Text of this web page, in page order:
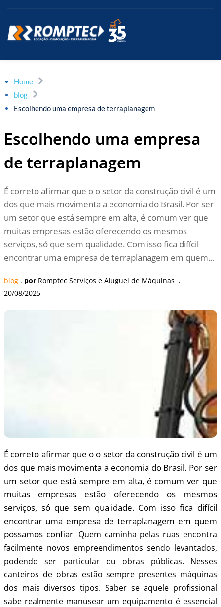
Home
blog
Escolhendo uma empresa de terraplanagem
Escolhendo uma empresa
de terraplanagem
É correto afirmar que o o setor da construção civil é um
dos que mais movimenta a economia do Brasil. Por ser
um setor que está sempre em alta, é comum ver que
muitas empresas estão oferecendo os mesmos
serviços, só que sem qualidade. Com isso fica difícil
encontrar uma empresa de terraplanagem em quem…
blog , por Romptec Serviços e Aluguel de Máquinas
20/08/2025
É correto afirmar que o o setor da construção civil é um
dos que mais movimenta a economia do Brasil. Por ser
um setor que está sempre em alta, é comum ver que
muitas empresas estão oferecendo os mesmos
serviços, só que sem qualidade. Com isso fica difícil
encontrar uma empresa de terraplanagem em quem
possamos confiar. Quem caminha pelas ruas encontra
facilmente novos empreendimentos sendo levantados,
podendo ser particular ou obras públicas. Nesses
canteiros de obras estão sempre presentes máquinas
dos mais diversos tipos. Saber se aquele profissional
sabe realmente manusear um equipamento é essencial